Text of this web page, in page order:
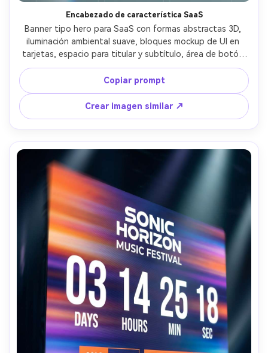
Encabezado de característica SaaS
Banner tipo hero para SaaS con formas abstractas 3D,
iluminación ambiental suave, bloques mockup de UI en
tarjetas, espacio para titular y subtítulo, área de botón
CTA, paleta fintech moderna (azul marino, verde azulado,
blanco), cuadrícula limpia, jerarquía tipográfica definida,
aspecto web listo, sin marca de agua, lente 85mm, poca
profundidad de campo --ar 4:5
Copiar prompt
Crear imagen similar ↗